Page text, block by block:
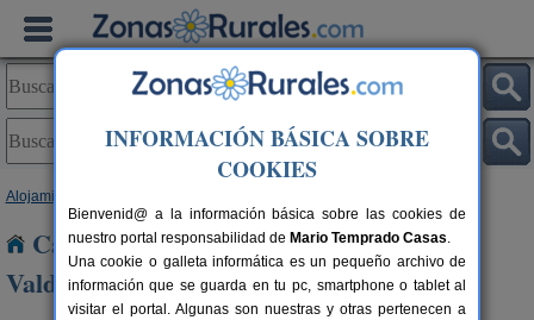
Alojamientos
Casas Rurales cerca de Carvajal de
Valderaduey
INFORMACIÓN BÁSICA SOBRE
COOKIES
Bienvenid@ a la información básica sobre las cookies de
nuestro portal responsabilidad de Mario Temprado Casas.
Una cookie o galleta informática es un pequeño archivo de
información que se guarda en tu pc, smartphone o tablet al
visitar el portal. Algunas son nuestras y otras pertenecen a